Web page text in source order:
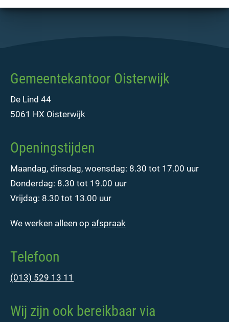
Gemeentekantoor Oisterwijk
De Lind 44
5061 HX Oisterwijk
Openingstijden
Maandag, dinsdag, woensdag: 8.30 tot 17.00 uur
Donderdag: 8.30 tot 19.00 uur
Vrijdag: 8.30 tot 13.00 uur
We werken alleen op afspraak
Telefoon
(013) 529 13 11
Wij zijn ook bereikbaar via